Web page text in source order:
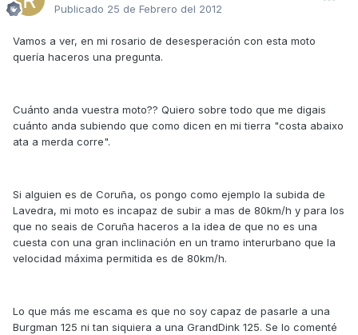
Publicado 25 de Febrero del 2012
Vamos a ver, en mi rosario de desesperación con esta moto
quería haceros una pregunta.
Cuánto anda vuestra moto?? Quiero sobre todo que me digais
cuánto anda subiendo que como dicen en mi tierra "costa abaixo
ata a merda corre".
Si alguien es de Coruña, os pongo como ejemplo la subida de
Lavedra, mi moto es incapaz de subir a mas de 80km/h y para los
que no seais de Coruña haceros a la idea de que no es una
cuesta con una gran inclinación en un tramo interurbano que la
velocidad máxima permitida es de 80km/h.
Lo que más me escama es que no soy capaz de pasarle a una
Burgman 125 ni tan siquiera a una GrandDink 125. Se lo comenté